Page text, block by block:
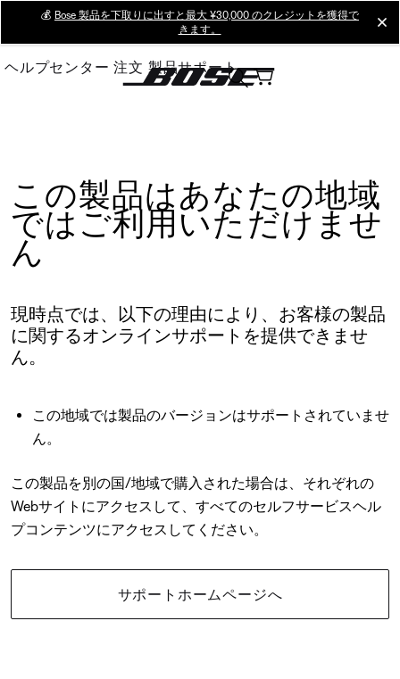
Main
💰 Bose 製品を下取りに出すと最大 ¥30,000 のクレジットを獲得で
きます。
ヘルプセンター 注文 製品サポート
この製品はあなたの地域
ではご利用いただけませ
ん
現時点では、以下の理由により、お客様の製品
に関するオンラインサポートを提供できませ
ん。
この地域では製品のバージョンはサポートされていませ
ん。
この製品を別の国/地域で購入された場合は、それぞれの
Webサイトにアクセスして、すべてのセルフサービスヘル
プコンテンツにアクセスしてください。
サポートホームページへ